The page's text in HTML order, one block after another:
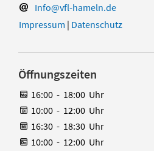
Info@vfl-hameln.de
Impressum | Datenschutz
Öffnungszeiten
16:00 - 18:00 Uhr
10:00 - 12:00 Uhr
16:30 - 18:30 Uhr
10:00 - 12:00 Uhr